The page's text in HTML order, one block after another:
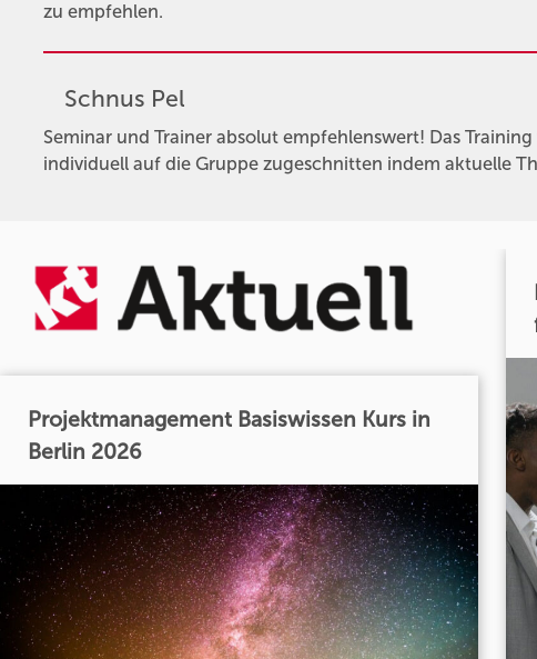
zu empfehlen.
Schnus Pel
Seminar und Trainer absolut empfehlenswert! Das
individuell auf die Gruppe zugeschnitten indem aktuelle
Projektmanagement Basiswissen Kurs in
Berlin 2026